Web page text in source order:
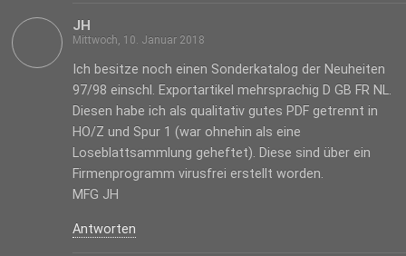
JH
Mittwoch, 10. Januar 2018
Ich besitze noch einen Sonderkatalog der Neuheiten
97/98 einschl. Exportartikel mehrsprachig D GB FR NL.
Diesen habe ich als qualitativ gutes PDF getrennt in
HO/Z und Spur 1 (war ohnehin als eine
Loseblattsammlung geheftet). Diese sind über ein
Firmenprogramm virusfrei erstellt worden.
MFG JH
Antworten